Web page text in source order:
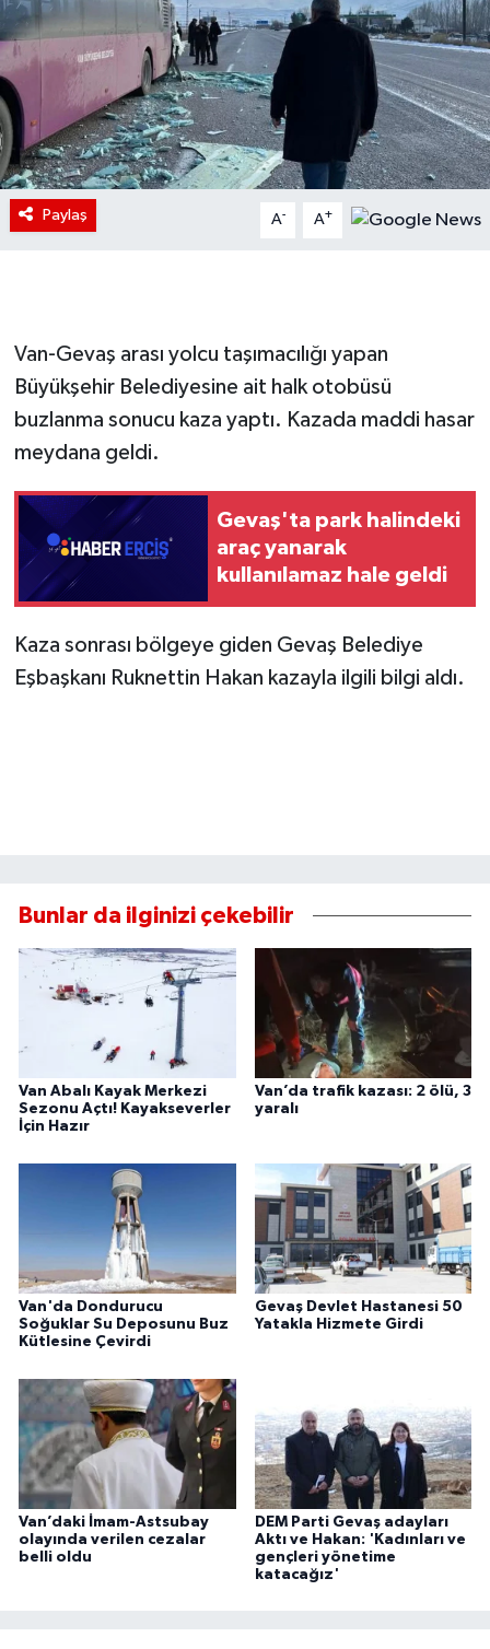
Paylaş A- A+
Van-Gevaş arası yolcu taşımacılığı yapan
Büyükşehir Belediyesine ait halk otobüsü
buzlanma sonucu kaza yaptı. Kazada maddi hasar
meydana geldi.
Gevaş'ta park halindeki
araç yanarak
kullanılamaz hale geldi
Kaza sonrası bölgeye giden Gevaş Belediye
Eşbaşkanı Ruknettin Hakan kazayla ilgili bilgi aldı.
Bunlar da ilginizi çekebilir
Van Abalı Kayak Merkezi
Sezonu Açtı! Kayakseverler
İçin Hazır
Van’da trafik kazası: 2 ölü, 3
yaralı
Van'da Dondurucu
Soğuklar Su Deposunu Buz
Kütlesine Çevirdi
Gevaş Devlet Hastanesi 50
Yatakla Hizmete Girdi
Van’daki İmam-Astsubay
olayında verilen cezalar
belli oldu
DEM Parti Gevaş adayları
Aktı ve Hakan: 'Kadınları ve
gençleri yönetime
katacağız'